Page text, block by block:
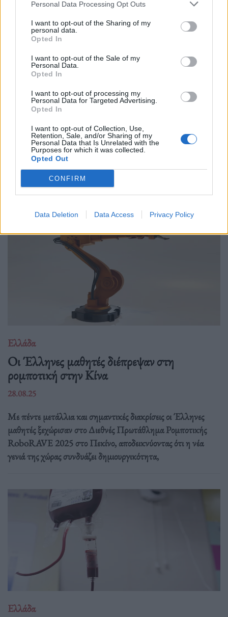
Personal Data Processing Opt Outs
I want to opt-out of the Sharing of my
personal data.
Opted In
I want to opt-out of the Sale of my
Personal Data.
Opted In
I want to opt-out of processing my
Personal Data for Targeted Advertising.
Opted In
I want to opt-out of Collection, Use,
Retention, Sale, and/or Sharing of my
Personal Data that Is Unrelated with the
Purposes for which it was collected.
Opted Out
CONFIRM
Data Deletion Data Access Privacy Policy
Ελλάδα
Παραλύει η χώρα από τη 24ωρη απεργία
ΓΣΕΕ και ΑΔΕΔΥ ενάντια στο νέο εργασιακό
νομοσχέδιο
01.10.25
Δημόσιοι υπάλληλοι, γιατροί, εκπαιδευτικοί, δικαστικοί
υπάλληλοι, ταξιτζήδες και ναυτεργάτες συμμετέχουν στη
σημερινή πανελλαδική κινητοποίηση, που μπλοκάρει
μεταφορές και υπηρεσίες. Στο επίκεντρο των
Ελλάδα
Οι Έλληνες μαθητές διέπρεψαν στη
ρομποτική στην Κίνα
28.08.25
Με πέντε μετάλλια και σημαντικές διακρίσεις οι Έλληνες
μαθητές ξεχώρισαν στο Διεθνές Πρωτάθλημα Ρομποτικής
RoboRAVE 2025 στο Πεκίνο, αποδεικνύοντας ότι η νέα
γενιά της χώρας συνδυάζει δημιουργικότητα,
Ελλάδα